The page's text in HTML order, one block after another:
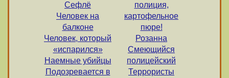
Сефлё
Человек на
балконе
Человек, который
«испарился»
Наемные убийцы
Подозревается в
полиция,
картофельное
пюре!
Розанна
Смеющийся
полицейский
Террористы